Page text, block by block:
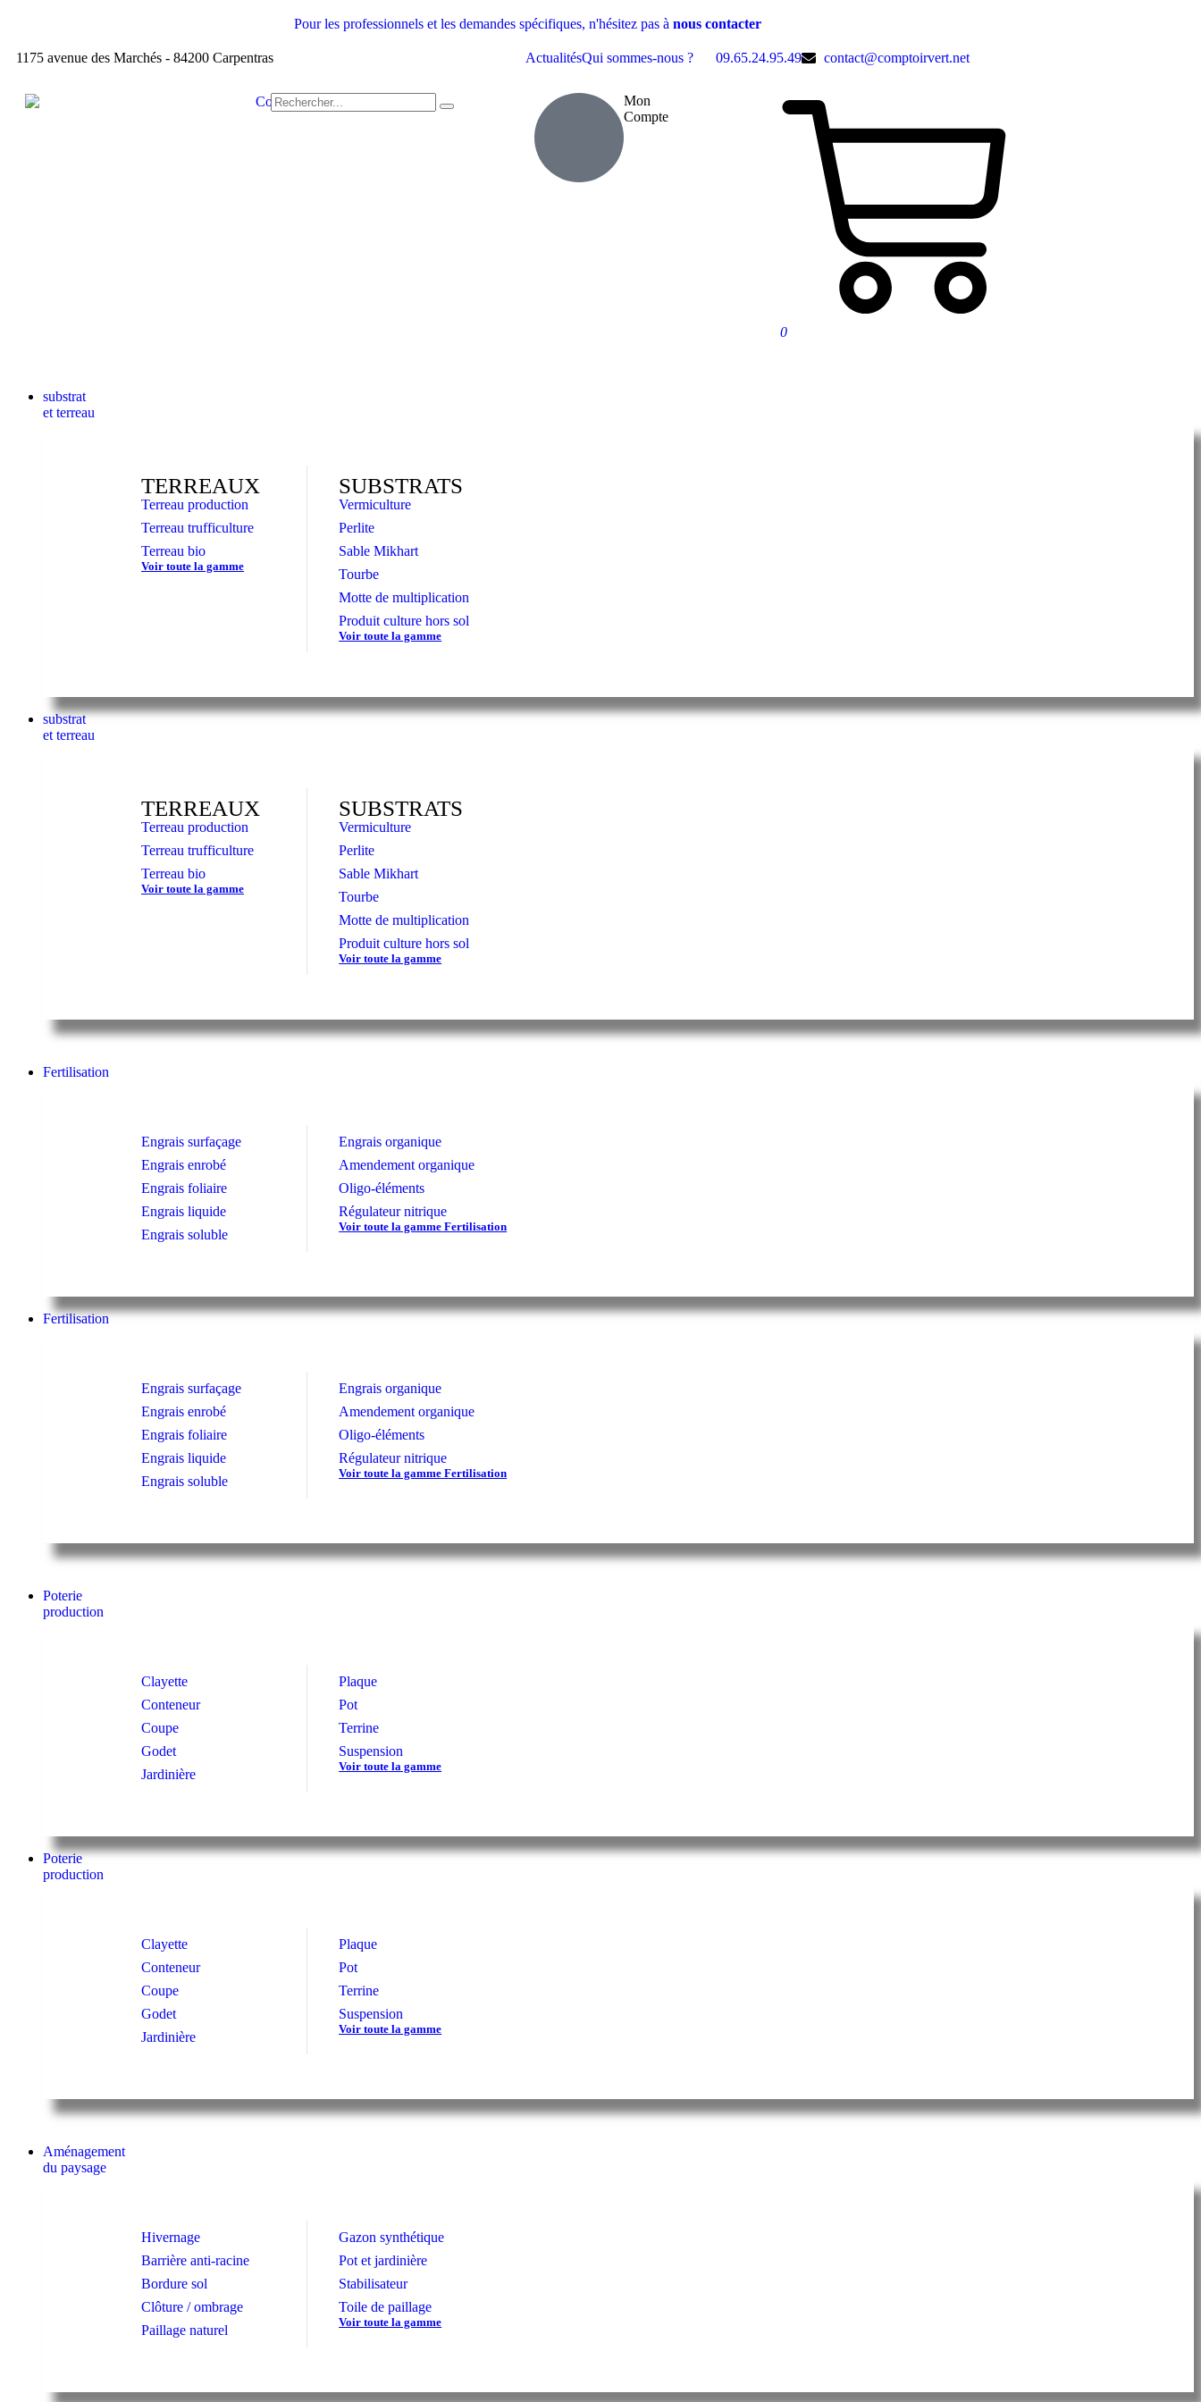
Pour les professionnels et les demandes spécifiques, n'hésitez pas à nous contacter
1175 avenue des Marchés - 84200 Carpentras ActualitésQui sommes-nous ? 09.65.24.95.49 contact@comptoirvert.net
Mon
Compte
0
substrat
et terreau
TERREAUX
Terreau production
Terreau trufficulture
Terreau bio
Voir toute la gamme
SUBSTRATS
Vermiculture
Perlite
Sable Mikhart
Tourbe
Motte de multiplication
Produit culture hors sol
Voir toute la gamme
substrat
et terreau
TERREAUX
Terreau production
Terreau trufficulture
Terreau bio
Voir toute la gamme
SUBSTRATS
Vermiculture
Perlite
Sable Mikhart
Tourbe
Motte de multiplication
Produit culture hors sol
Voir toute la gamme
Fertilisation
Engrais surfaçage
Engrais enrobé
Engrais foliaire
Engrais liquide
Engrais soluble
Engrais organique
Amendement organique
Oligo-éléments
Régulateur nitrique
Voir toute la gamme Fertilisation
Fertilisation
Engrais surfaçage
Engrais enrobé
Engrais foliaire
Engrais liquide
Engrais soluble
Engrais organique
Amendement organique
Oligo-éléments
Régulateur nitrique
Voir toute la gamme Fertilisation
Poterie
production
Clayette
Conteneur
Coupe
Godet
Jardinière
Plaque
Pot
Terrine
Suspension
Voir toute la gamme
Poterie
production
Clayette
Conteneur
Coupe
Godet
Jardinière
Plaque
Pot
Terrine
Suspension
Voir toute la gamme
Aménagement
du paysage
Hivernage
Barrière anti-racine
Bordure sol
Clôture / ombrage
Paillage naturel
Gazon synthétique
Pot et jardinière
Stabilisateur
Toile de paillage
Voir toute la gamme